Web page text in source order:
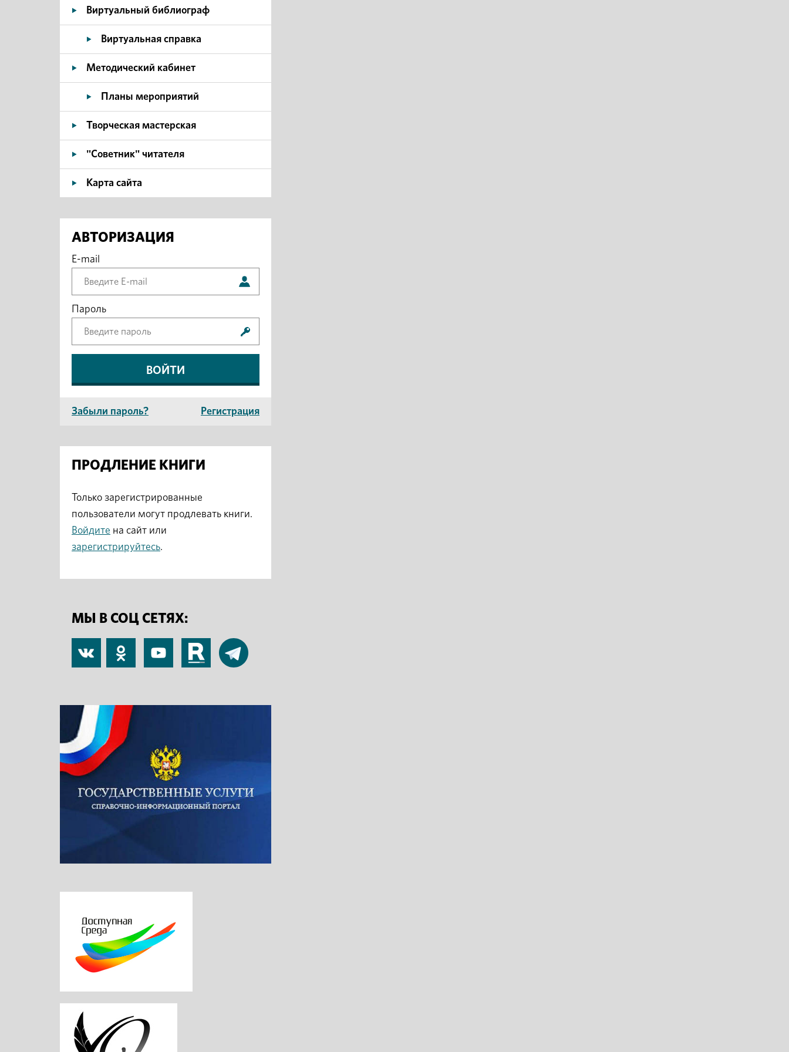
Виртуальный библиограф
Виртуальная справка
Методический кабинет
Планы мероприятий
Творческая мастерская
"Советник" читателя
Карта сайта
АВТОРИЗАЦИЯ
E-mail
Пароль
Забыли пароль? Регистрация
ПРОДЛЕНИЕ КНИГИ
Только зарегистрированные
пользователи могут продлевать книги.
Войдите на сайт или
зарегистрируйтесь.
МЫ В СОЦ СЕТЯХ:
Одноклассники
YouTube RuTube Telegram